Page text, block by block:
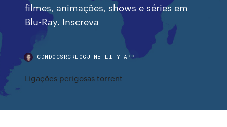
filmes, animações, shows e séries em
Blu-Ray. Inscreva
CDNDOCSRCRLOGJ.NETLIFY.APP
Ligações perigosas torrent